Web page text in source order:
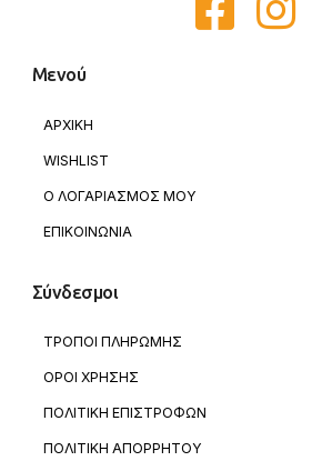
Μενού
ΑΡΧΙΚΗ
WISHLIST
Ο ΛΟΓΑΡΙΑΣΜΟΣ ΜΟΥ
ΕΠΙΚΟΙΝΩΝΙΑ
Σύνδεσμοι
ΤΡΟΠΟΙ ΠΛΗΡΩΜΗΣ
ΟΡΟΙ ΧΡΗΣΗΣ
ΠΟΛΙΤΙΚΗ ΕΠΙΣΤΡΟΦΩΝ
ΠΟΛΙΤΙΚΗ ΑΠΟΡΡΗΤΟΥ